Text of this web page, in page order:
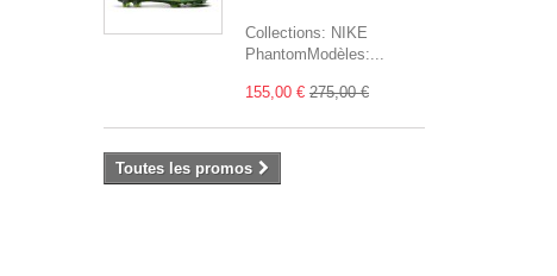
Collections: NIKE
PhantomModèles:...
155,00 € 275,00 €
Toutes les promos